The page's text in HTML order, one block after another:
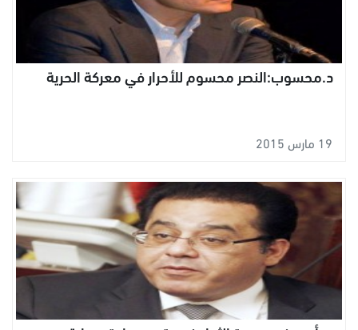
د.محسوب:النصر محسوم للأحرار في معركة الحرية
19 مارس 2015